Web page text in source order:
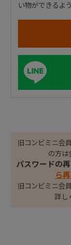
い物ができるよ
旧コンビミニ会
の方は
パスワードの
ら
旧コンビミニ会
詳し